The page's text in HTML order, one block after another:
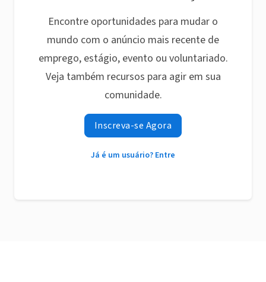
Encontre oportunidades para mudar o
mundo com o anúncio mais recente de
emprego, estágio, evento ou voluntariado.
Veja também recursos para agir em sua
comunidade.
Inscreva-se Agora
Já é um usuário? Entre